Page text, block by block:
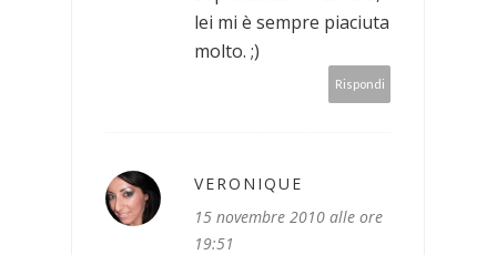
lei mi è sempre piaciuta
molto. ;)
Rispondi
VERONIQUE
15 novembre 2010 alle ore
19:51